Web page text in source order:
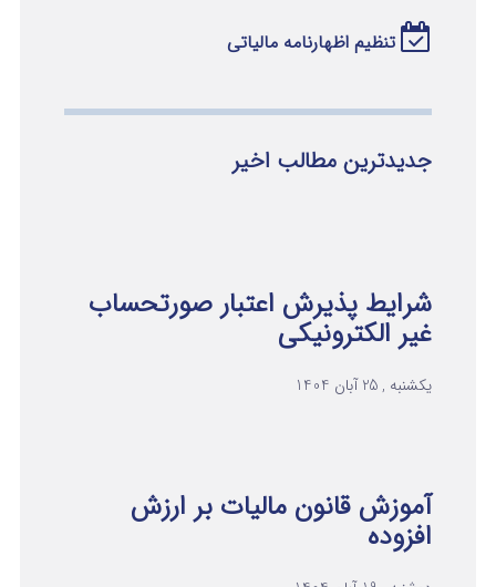
تنظیم اظهارنامه مالیاتی
جدیدترین مطالب اخیر
شرایط پذیرش اعتبار صورتحساب
غیر الکترونیکی
یکشنبه , 25 آبان 1404
آموزش قانون مالیات بر ارزش
افزوده